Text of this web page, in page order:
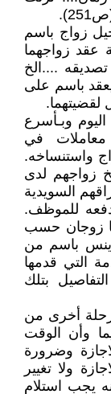
زواج باسم
عقد زواجهما
....الخ
باسم على
وبـأسرع
في
واستنساخه.
زواجهم لدى
السويدية
للموظف.
زوجان حسب
ينس باسم من
التي قدمها
بتلك
أخرى من
وأن الوقت
وضرورة
ولا تغيير
يجب استلام